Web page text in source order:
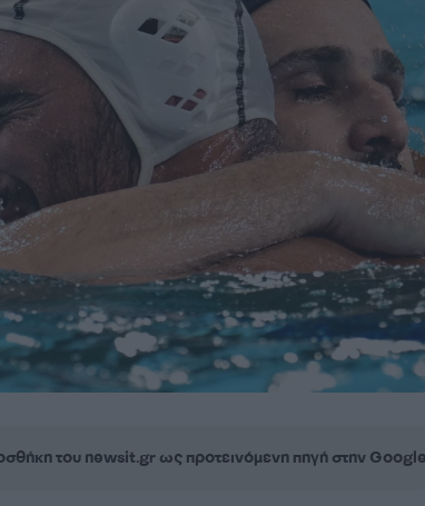
του newsit.gr ως προτεινόμενη πηγή στην Google